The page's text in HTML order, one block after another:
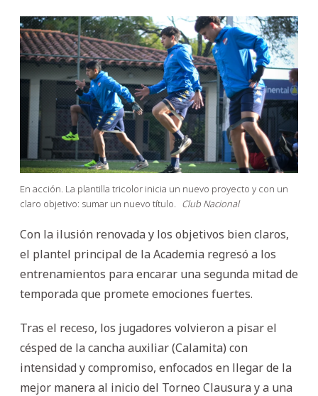
En acción. La plantilla tricolor inicia un nuevo proyecto y con un
claro objetivo: sumar un nuevo título. Club Nacional
Con la ilusión renovada y los objetivos bien claros,
el plantel principal de la Academia regresó a los
entrenamientos para encarar una segunda mitad de
temporada que promete emociones fuertes.
Tras el receso, los jugadores volvieron a pisar el
césped de la cancha auxiliar (Calamita) con
intensidad y compromiso, enfocados en llegar de la
mejor manera al inicio del Torneo Clausura y a una